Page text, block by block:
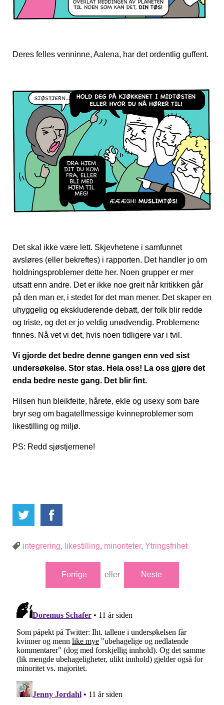
Deres felles venninne, Aalena, har det ordentlig guffent.
Det skal ikke være lett. Skjevhetene i samfunnet
avsløres (eller bekreftes) i rapporten. Det handler jo om
holdningsproblemer dette her. Noen grupper er mer
utsatt enn andre. Det er ikke noe greit når kritikken går
på den man er, i stedet for det man mener. Det skaper en
uhyggelig og ekskluderende debatt, der folk blir redde
og triste, og det er jo veldig unødvendig. Problemene
finnes. Nå vet vi det, hvis noen tidligere var i tvil.
Vi gjorde det bedre denne gangen enn ved sist
undersøkelse. Stor stas. Heia oss! La oss gjøre det
enda bedre neste gang. Det blir fint.
Hilsen hun bleikfeite, hårete, ekle og usexy som bare
bryr seg om bagatellmessige kvinneproblemer som
likestilling og miljø.
PS: Redd sjøstjernene!
integrering, likestilling, minoriteter, Ytringsfrihet
Forrige eller Neste